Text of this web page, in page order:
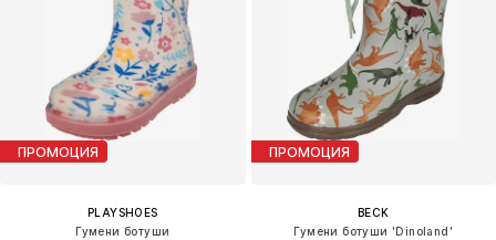
ПРОМОЦИЯ
PLAYSHOES
Гумени ботуши
ПРОМОЦИЯ
BECK
Гумени ботуши 'Dinoland'